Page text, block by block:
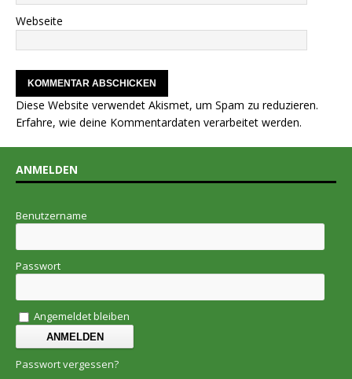
Webseite
Diese Website verwendet Akismet, um Spam zu reduzieren.
Erfahre, wie deine Kommentardaten verarbeitet werden.
ANMELDEN
Benutzername
Passwort
Angemeldet bleiben
Passwort vergessen?